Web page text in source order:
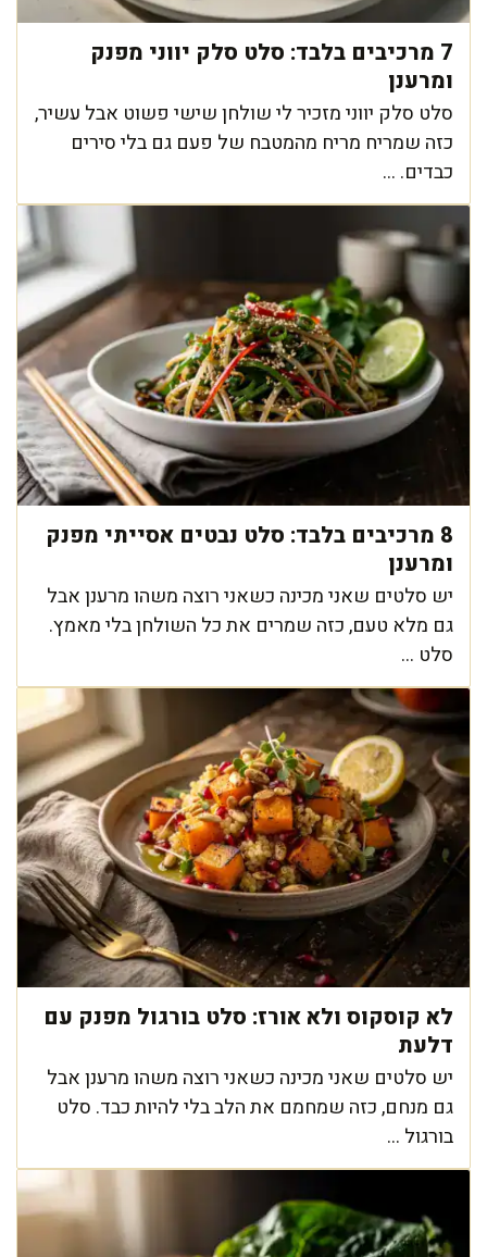
7 מרכיבים בלבד: סלט סלק יווני מפנק
ומרענן
סלט סלק יווני מזכיר לי שולחן שישי פשוט אבל עשיר,
כזה שמריח מריח מהמטבח של פעם גם בלי סירים
כבדים. ...
8 מרכיבים בלבד: סלט נבטים אסייתי מפנק
ומרענן
יש סלטים שאני מכינה כשאני רוצה משהו מרענן אבל
גם מלא טעם, כזה שמרים את כל השולחן בלי מאמץ.
סלט ...
לא קוסקוס ולא אורז: סלט בורגול מפנק עם
דלעת
יש סלטים שאני מכינה כשאני רוצה משהו מרענן אבל
גם מנחם, כזה שמחמם את הלב בלי להיות כבד. סלט
בורגול ...